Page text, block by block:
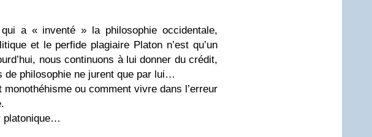
qui a « inventé » la philosophie occidentale,
et le perfide plagiaire Platon n’est qu’un
nous continuons à lui donner du crédit,
de philosophie ne jurent que par lui…
monothéhisme ou comment vivre dans l’erreur
platonique…